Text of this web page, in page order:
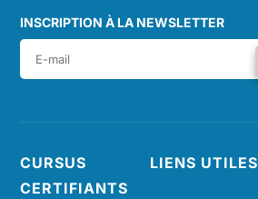
INSCRIPTION À LA NEWSLETTER
CURSUS
CERTIFIANTS
LIENS UTILES